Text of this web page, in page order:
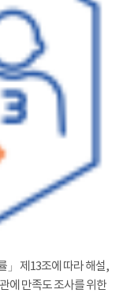
」 제13조에 따라 해설,
에 만족도 조사를 위한